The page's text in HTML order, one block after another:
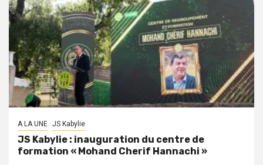
A LA UNE JS Kabylie
JS Kabylie : inauguration du centre de
formation « Mohand Cherif Hannachi »